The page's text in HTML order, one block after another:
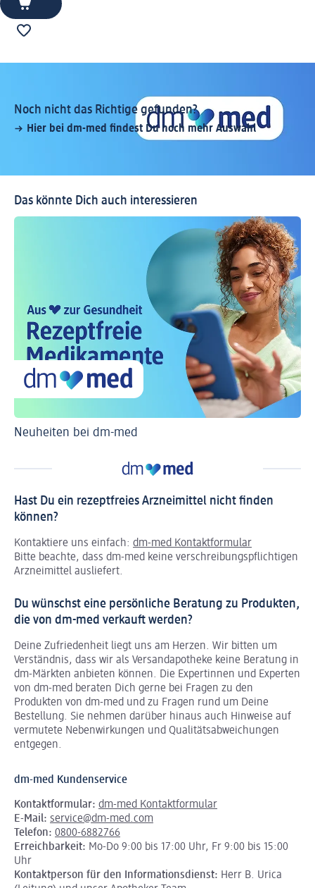
Noch nicht das Richtige gefunden?
Hier bei dm-med findest Du noch mehr Auswahl
Das könnte Dich auch interessieren
Neuheiten bei dm-med
Hast Du ein rezeptfreies Arzneimittel nicht finden
können?
Kontaktiere uns einfach: dm-med Kontaktformular
Bitte beachte, dass dm-med keine verschreibungspflichtigen
Arzneimittel ausliefert.
Du wünschst eine persönliche Beratung zu Produkten,
die von dm-med verkauft werden?
Deine Zufriedenheit liegt uns am Herzen. Wir bitten um
Verständnis, dass wir als Versandapotheke keine Beratung in
dm-Märkten anbieten können. Die Expertinnen und Experten
von dm-med beraten Dich gerne bei Fragen zu den
Produkten von dm-med und zu Fragen rund um Deine
Bestellung. Sie nehmen darüber hinaus auch Hinweise auf
vermutete Nebenwirkungen und Qualitätsabweichungen
entgegen.
dm-med Kundenservice
Kontaktformular: dm-med Kontaktformular
E-Mail: service@dm-med.com
Telefon: 0800-6882766
Erreichbarkeit: Mo-Do 9:00 bis 17:00 Uhr, Fr 9:00 bis 15:00
Uhr
Kontaktperson für den Informationsdienst: Herr B. Urica